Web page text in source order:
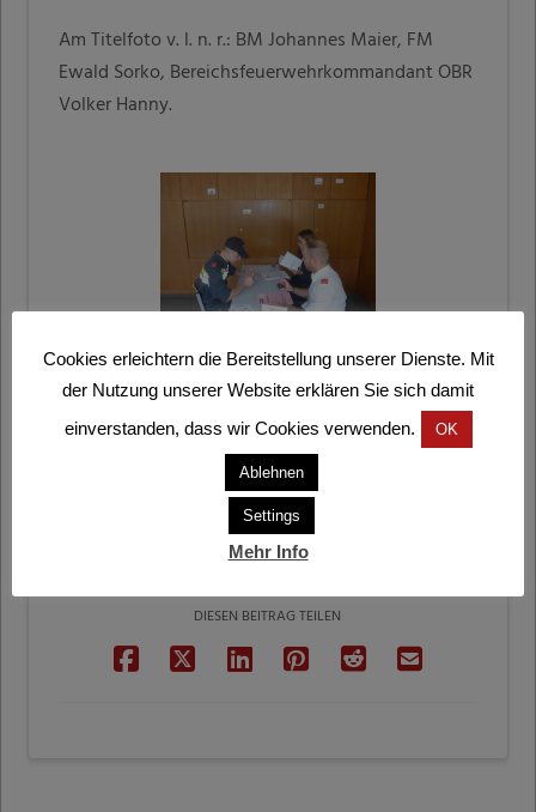
Am Titelfoto v. l. n. r.: BM Johannes Maier, FM
Ewald Sorko, Bereichsfeuerwehrkommandant OBR
Volker Hanny.
DIESEN BEITRAG TEILEN
Cookies erleichtern die Bereitstellung unserer Dienste. Mit
der Nutzung unserer Website erklären Sie sich damit
einverstanden, dass wir Cookies verwenden.
OK
Ablehnen
Settings
Mehr Info